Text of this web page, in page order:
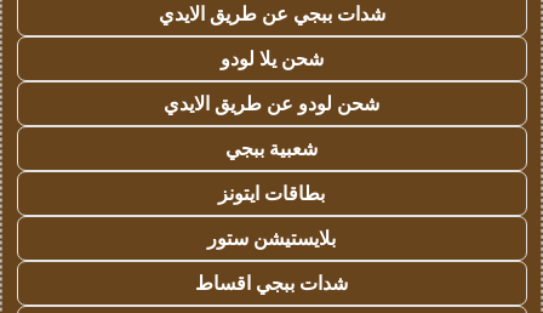
شدات ببجي عن طريق الايدي
شحن يلا لودو
شحن لودو عن طريق الايدي
شعبية ببجي
بطاقات ايتونز
بلايستيشن ستور
شدات ببجي اقساط